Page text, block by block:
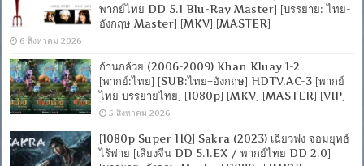
พากย์ไทย DD 5.1 Blu-Ray Master] [บรรยาย: ไทย-
อังกฤษ Master] [MKV] [MASTER]
6 สิงหาคม 2026
ก้านกล้วย (2006-2009) Khan Kluay 1-2
[พากย์:ไทย] [SUB:ไทย+อังกฤษ] HDTV.AC-3 [พากย์
ไทย บรรยายไทย] [1080p] [MKV] [MASTER] [VIP]
5 สิงหาคม 2026
[1080p Super HQ] Sakra (2023) เฉียวฟง จอมยุทธ์
ไร้พ่าย [เสียงจีน DD 5.1.EX / พากย์ไทย DD 2.0]